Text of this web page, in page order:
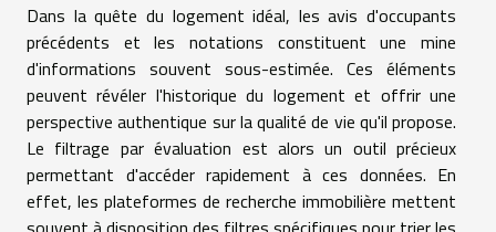
Dans la quête du logement idéal, les avis d'occupants
précédents et les notations constituent une mine
d'informations souvent sous-estimée. Ces éléments
peuvent révéler l'historique du logement et offrir une
perspective authentique sur la qualité de vie qu'il propose.
Le filtrage par évaluation est alors un outil précieux
permettant d'accéder rapidement à ces données. En
effet, les plateformes de recherche immobilière mettent